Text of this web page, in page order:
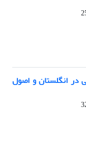
در انگلستان و اصول